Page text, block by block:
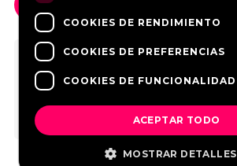
COOKIES DE RENDIMIENTO
COOKIES DE PREFERENCIAS
COOKIES DE FUNCIONALIDAD
ACEPTAR TODO
MOSTRAR DETALLES